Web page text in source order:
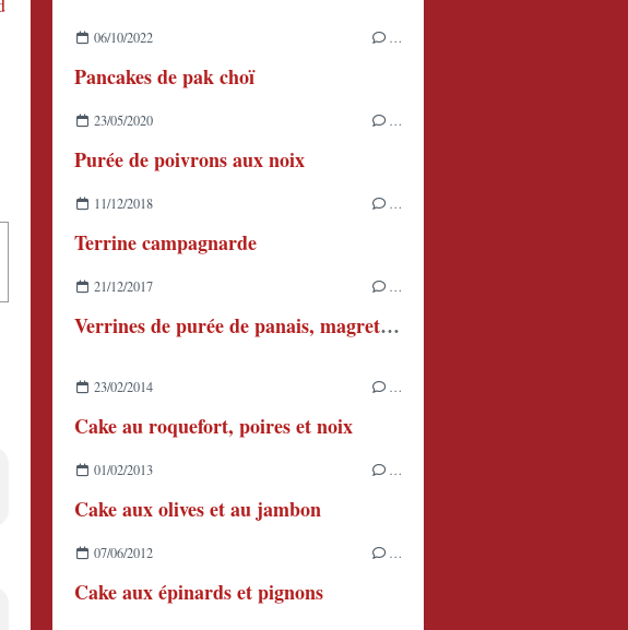
06/10/2022 …
Pancakes de pak choï
23/05/2020 …
Purée de poivrons aux noix
11/12/2018 …
Terrine campagnarde
21/12/2017 …
Verrines de purée de panais, magrets de canard fumés et roquette
23/02/2014 …
Cake au roquefort, poires et noix
01/02/2013 …
Cake aux olives et au jambon
07/06/2012 …
Cake aux épinards et pignons